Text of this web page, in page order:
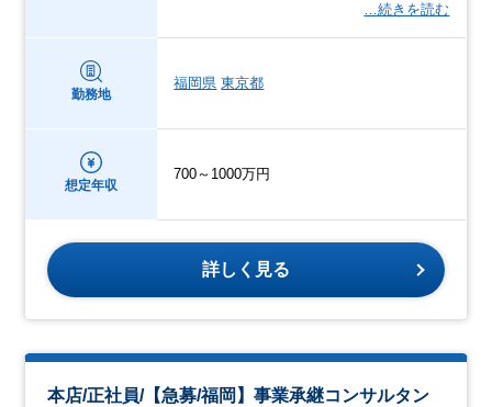
…続きを読む
勤務地
福岡県 東京都
想定年収
700～1000万円
詳しく見る
本店/正社員/【急募/福岡】事業承継コンサルタン